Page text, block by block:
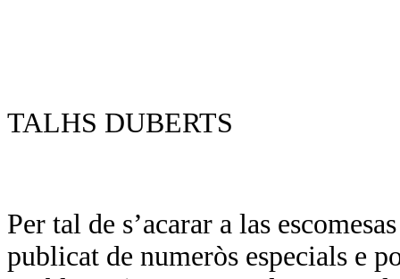
TALHS DUBERTS
Per tal de s’acarar a las
publicat de numeròs especials e